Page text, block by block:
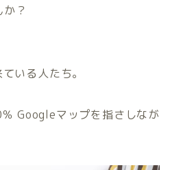
？
いる人たち。
Googleマップを指さしなが